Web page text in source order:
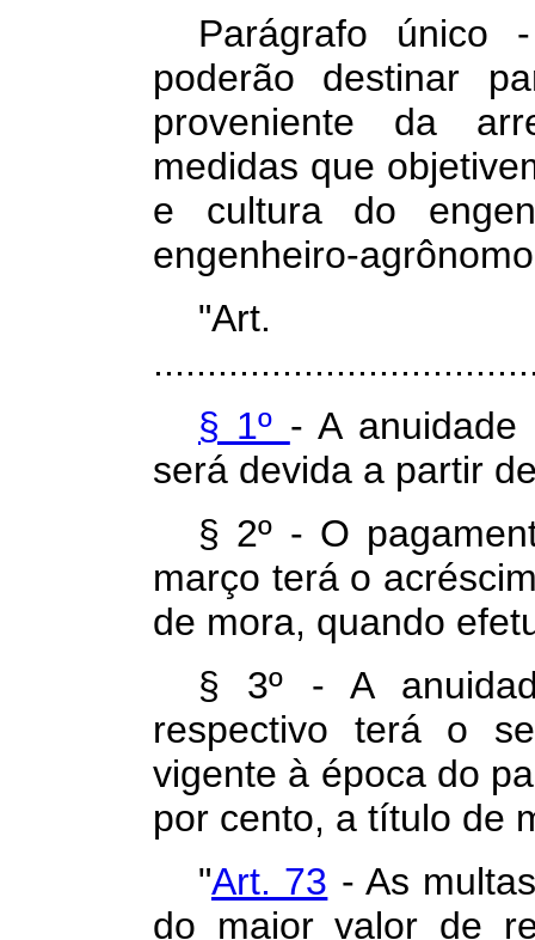
Parágrafo único
poderão destinar
proveniente da
medidas que
e cultura do
engenheiro-
§ 1º - A
será devida a partir
§ 2º - O
março terá o
de mora, quando
§ 3º - A
respectivo terá o
vigente à época do
por cento, a título de
"Art. 73 - As
do maior valor de